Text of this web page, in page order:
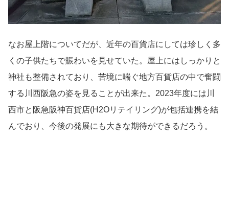
なお屋上階についてだが、近年の百貨店にしては珍しく多
くの子供たちで賑わいを見せていた。屋上にはしっかりと
神社も整備されており、苦境に喘ぐ地方百貨店の中で奮闘
する川西阪急の姿を見ることが出来た。2023年度には川
西市と阪急阪神百貨店(H2Oリテイリング)が包括連携を結
んでおり、今後の発展にも大きな期待ができるだろう。